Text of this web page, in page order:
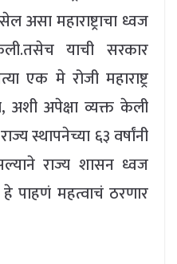
असा महाराष्ट्राचा ध्वज
याची सरकार
मे रोजी महाराष्ट्र
अशी अपेक्षा व्यक्त केली
स्थापनेच्या ६३ वर्षांनी
राज्य शासन ध्वज
पाहणं महत्वाचं ठरणार